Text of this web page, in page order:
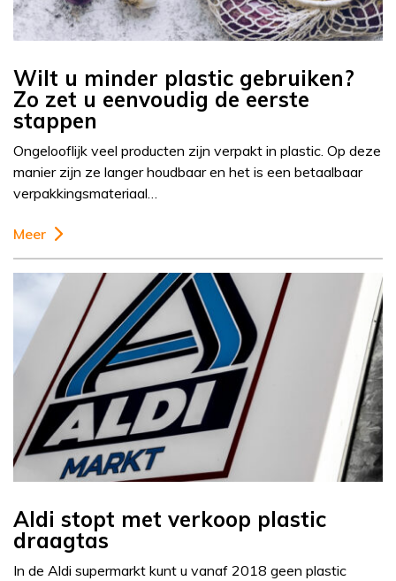
Wilt u minder plastic gebruiken?
Zo zet u eenvoudig de eerste
stappen
Ongelooflijk veel producten zijn verpakt in plastic. Op deze
manier zijn ze langer houdbaar en het is een betaalbaar
verpakkingsmateriaal…
Meer
Aldi stopt met verkoop plastic
draagtas
In de Aldi supermarkt kunt u vanaf 2018 geen plastic